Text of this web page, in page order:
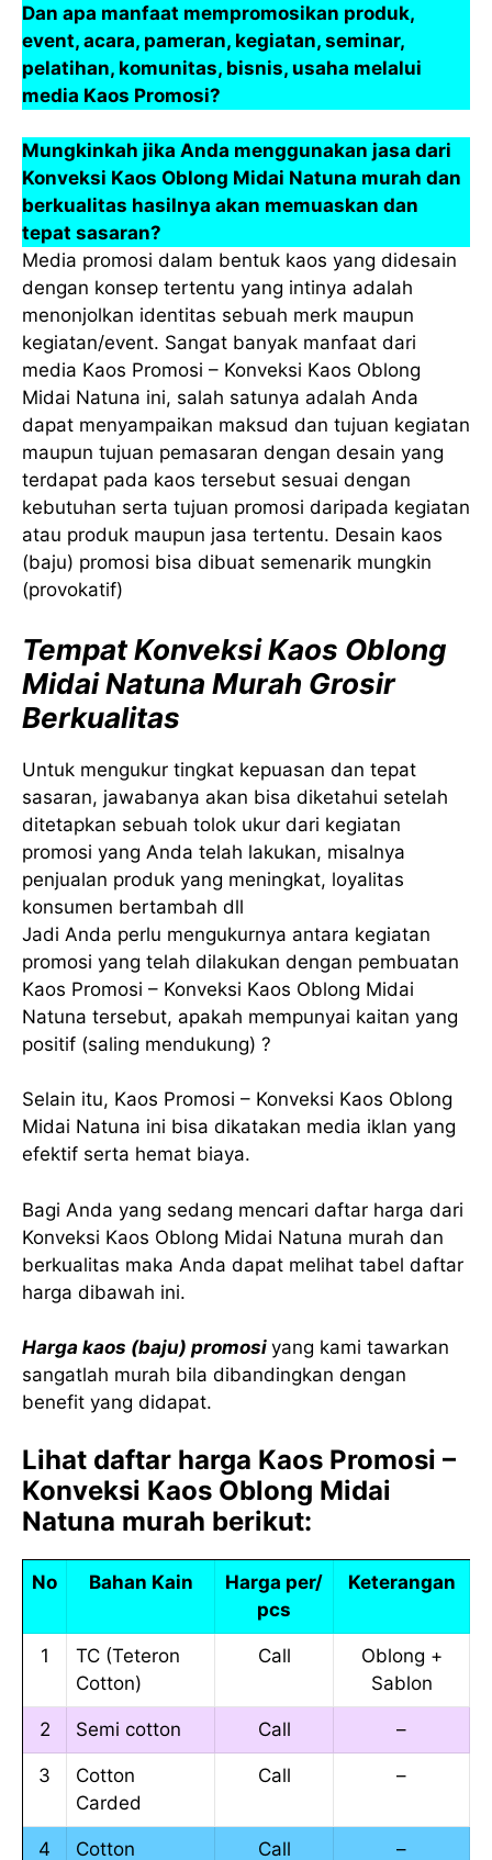
Dan apa manfaat mempromosikan produk,
event, acara, pameran, kegiatan, seminar,
pelatihan, komunitas, bisnis, usaha melalui
media Kaos Promosi?
Mungkinkah jika Anda menggunakan jasa dari
Konveksi Kaos Oblong Midai Natuna murah dan
berkualitas hasilnya akan memuaskan dan
tepat sasaran?
Media promosi dalam bentuk kaos yang didesain
dengan konsep tertentu yang intinya adalah
menonjolkan identitas sebuah merk maupun
kegiatan/event. Sangat banyak manfaat dari
media Kaos Promosi – Konveksi Kaos Oblong
Midai Natuna ini, salah satunya adalah Anda
dapat menyampaikan maksud dan tujuan kegiatan
maupun tujuan pemasaran dengan desain yang
terdapat pada kaos tersebut sesuai dengan
kebutuhan serta tujuan promosi daripada kegiatan
atau produk maupun jasa tertentu. Desain kaos
(baju) promosi bisa dibuat semenarik mungkin
(provokatif)
Tempat Konveksi Kaos Oblong
Midai Natuna Murah Grosir
Berkualitas
Untuk mengukur tingkat kepuasan dan tepat
sasaran, jawabanya akan bisa diketahui setelah
ditetapkan sebuah tolok ukur dari kegiatan
promosi yang Anda telah lakukan, misalnya
penjualan produk yang meningkat, loyalitas
konsumen bertambah dll
Jadi Anda perlu mengukurnya antara kegiatan
promosi yang telah dilakukan dengan pembuatan
Kaos Promosi – Konveksi Kaos Oblong Midai
Natuna tersebut, apakah mempunyai kaitan yang
positif (saling mendukung) ?
Selain itu, Kaos Promosi – Konveksi Kaos Oblong
Midai Natuna ini bisa dikatakan media iklan yang
efektif serta hemat biaya.
Bagi Anda yang sedang mencari daftar harga dari
Konveksi Kaos Oblong Midai Natuna murah dan
berkualitas maka Anda dapat melihat tabel daftar
harga dibawah ini.
Harga kaos (baju) promosi yang kami tawarkan
sangatlah murah bila dibandingkan dengan
benefit yang didapat.
Lihat daftar harga Kaos Promosi –
Konveksi Kaos Oblong Midai
Natuna murah berikut:
No Bahan Kain
Harga per/
pcs
Keterangan
1
TC (Teteron
Cotton)
Call
Oblong +
Sablon
2 Semi cotton Call –
3
Cotton
Carded
Call –
4 Cotton Call –